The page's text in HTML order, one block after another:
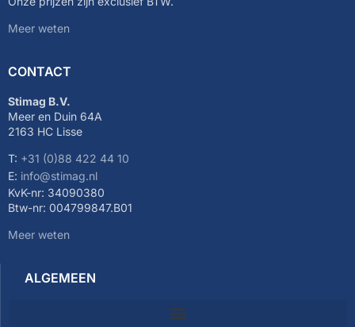
Meer weten
CONTACT
Stimag B.V.
Meer en Duin 64A
2163 HC Lisse
T: +31 (0)88 422 44 10
E: info@stimag.nl
KvK-nr: 34090380
Btw-nr: 004799847.B01
Meer weten
ALGEMEEN